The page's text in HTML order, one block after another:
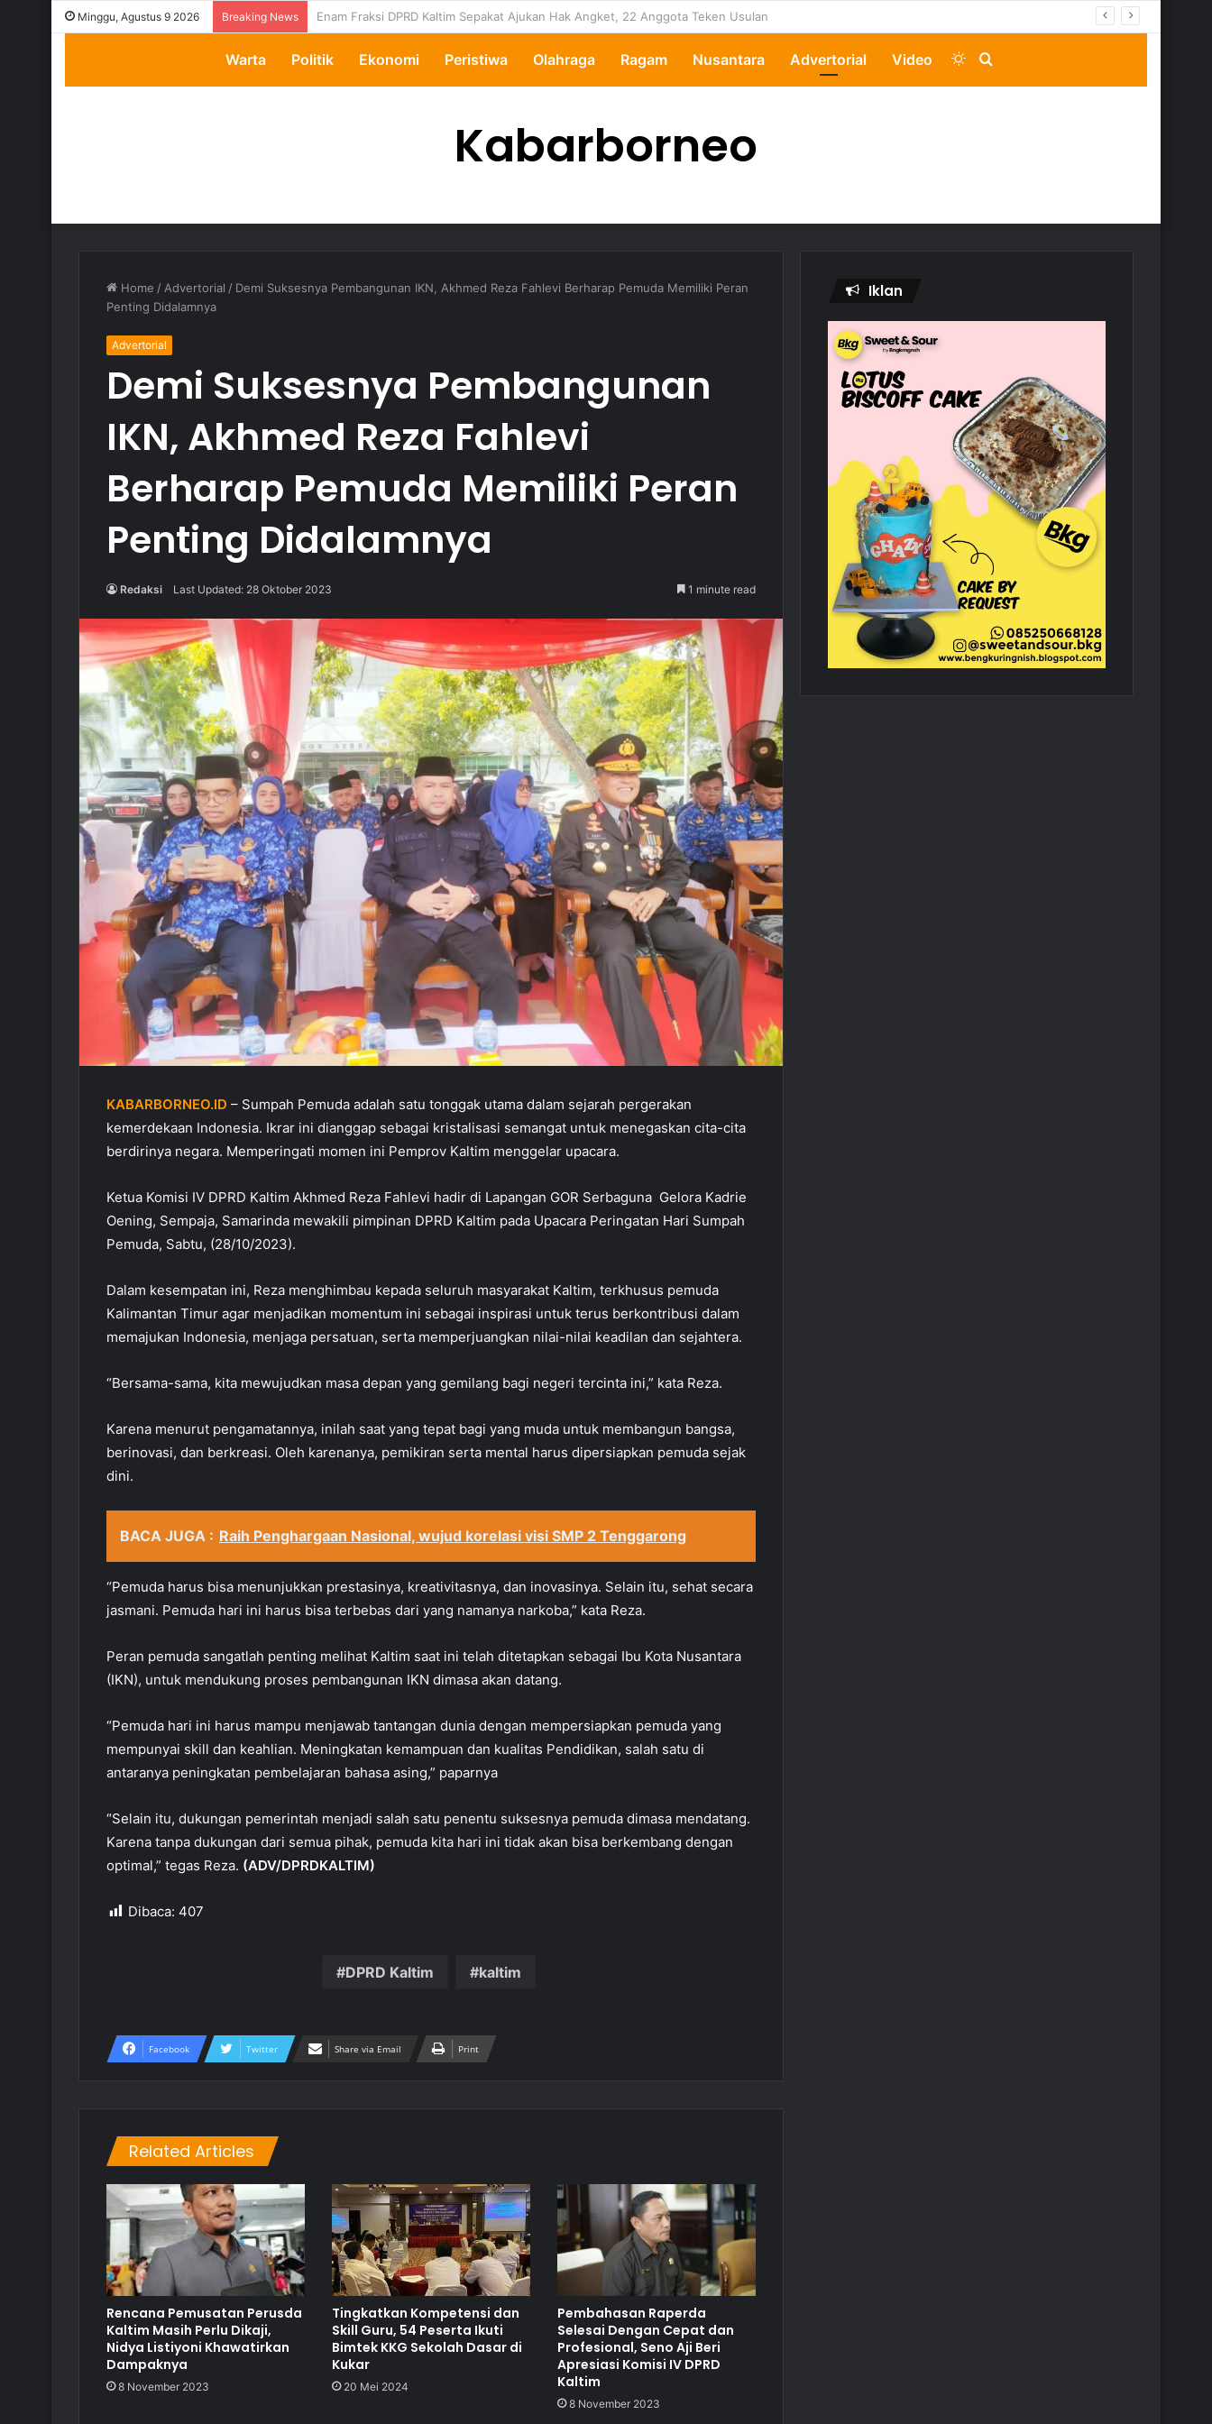
Minggu, Agustus 9 2026 Breaking News Transparansi Dipertanyakan, Pemkot Samarinda Dalami Data Kredit Macet Bankaltimtara
Warta Politik Ekonomi Peristiwa Olahraga Ragam Nusantara Advertorial Video Search
Switch
Kabarborneo
Home / Advertorial / Demi Suksesnya Pembangunan IKN, Akhmed Reza Fahlevi Berharap Pemuda Memiliki Peran
Penting Didalamnya
Advertorial
Demi Suksesnya Pembangunan
IKN, Akhmed Reza Fahlevi
Berharap Pemuda Memiliki Peran
Penting Didalamnya
Redaksi Last Updated: 28 Oktober 2023 1 minute read
KABARBORNEO.ID – Sumpah Pemuda adalah satu tonggak utama dalam sejarah pergerakan
kemerdekaan Indonesia. Ikrar ini dianggap sebagai kristalisasi semangat untuk menegaskan cita-cita
berdirinya negara. Memperingati momen ini Pemprov Kaltim menggelar upacara.
Ketua Komisi IV DPRD Kaltim Akhmed Reza Fahlevi hadir di Lapangan GOR Serbaguna Gelora Kadrie
Oening, Sempaja, Samarinda mewakili pimpinan DPRD Kaltim pada Upacara Peringatan Hari Sumpah
Pemuda, Sabtu, (28/10/2023).
Dalam kesempatan ini, Reza menghimbau kepada seluruh masyarakat Kaltim, terkhusus pemuda
Kalimantan Timur agar menjadikan momentum ini sebagai inspirasi untuk terus berkontribusi dalam
memajukan Indonesia, menjaga persatuan, serta memperjuangkan nilai-nilai keadilan dan sejahtera.
“Bersama-sama, kita mewujudkan masa depan yang gemilang bagi negeri tercinta ini,” kata Reza.
Karena menurut pengamatannya, inilah saat yang tepat bagi yang muda untuk membangun bangsa,
berinovasi, dan berkreasi. Oleh karenanya, pemikiran serta mental harus dipersiapkan pemuda sejak
dini.
BACA JUGA : Raih Penghargaan Nasional, wujud korelasi visi SMP 2 Tenggarong
“Pemuda harus bisa menunjukkan prestasinya, kreativitasnya, dan inovasinya. Selain itu, sehat secara
jasmani. Pemuda hari ini harus bisa terbebas dari yang namanya narkoba,” kata Reza.
Peran pemuda sangatlah penting melihat Kaltim saat ini telah ditetapkan sebagai Ibu Kota Nusantara
(IKN), untuk mendukung proses pembangunan IKN dimasa akan datang.
“Pemuda hari ini harus mampu menjawab tantangan dunia dengan mempersiapkan pemuda yang
mempunyai skill dan keahlian. Meningkatan kemampuan dan kualitas Pendidikan, salah satu di
antaranya peningkatan pembelajaran bahasa asing,” paparnya
“Selain itu, dukungan pemerintah menjadi salah satu penentu suksesnya pemuda dimasa mendatang.
Karena tanpa dukungan dari semua pihak, pemuda kita hari ini tidak akan bisa berkembang dengan
optimal,” tegas Reza. (ADV/DPRDKALTIM)
Dibaca: 407
DPRD Kaltim kaltim
Facebook Twitter Share via Email Print
Related Articles
Rencana Pemusatan Perusda
Kaltim Masih Perlu Dikaji,
Nidya Listiyoni Khawatirkan
Dampaknya
8 November 2023
Tingkatkan Kompetensi dan
Skill Guru, 54 Peserta Ikuti
Bimtek KKG Sekolah Dasar di
Kukar
20 Mei 2024
Pembahasan Raperda
Selesai Dengan Cepat dan
Profesional, Seno Aji Beri
Apresiasi Komisi IV DPRD
Kaltim
8 November 2023
Iklan